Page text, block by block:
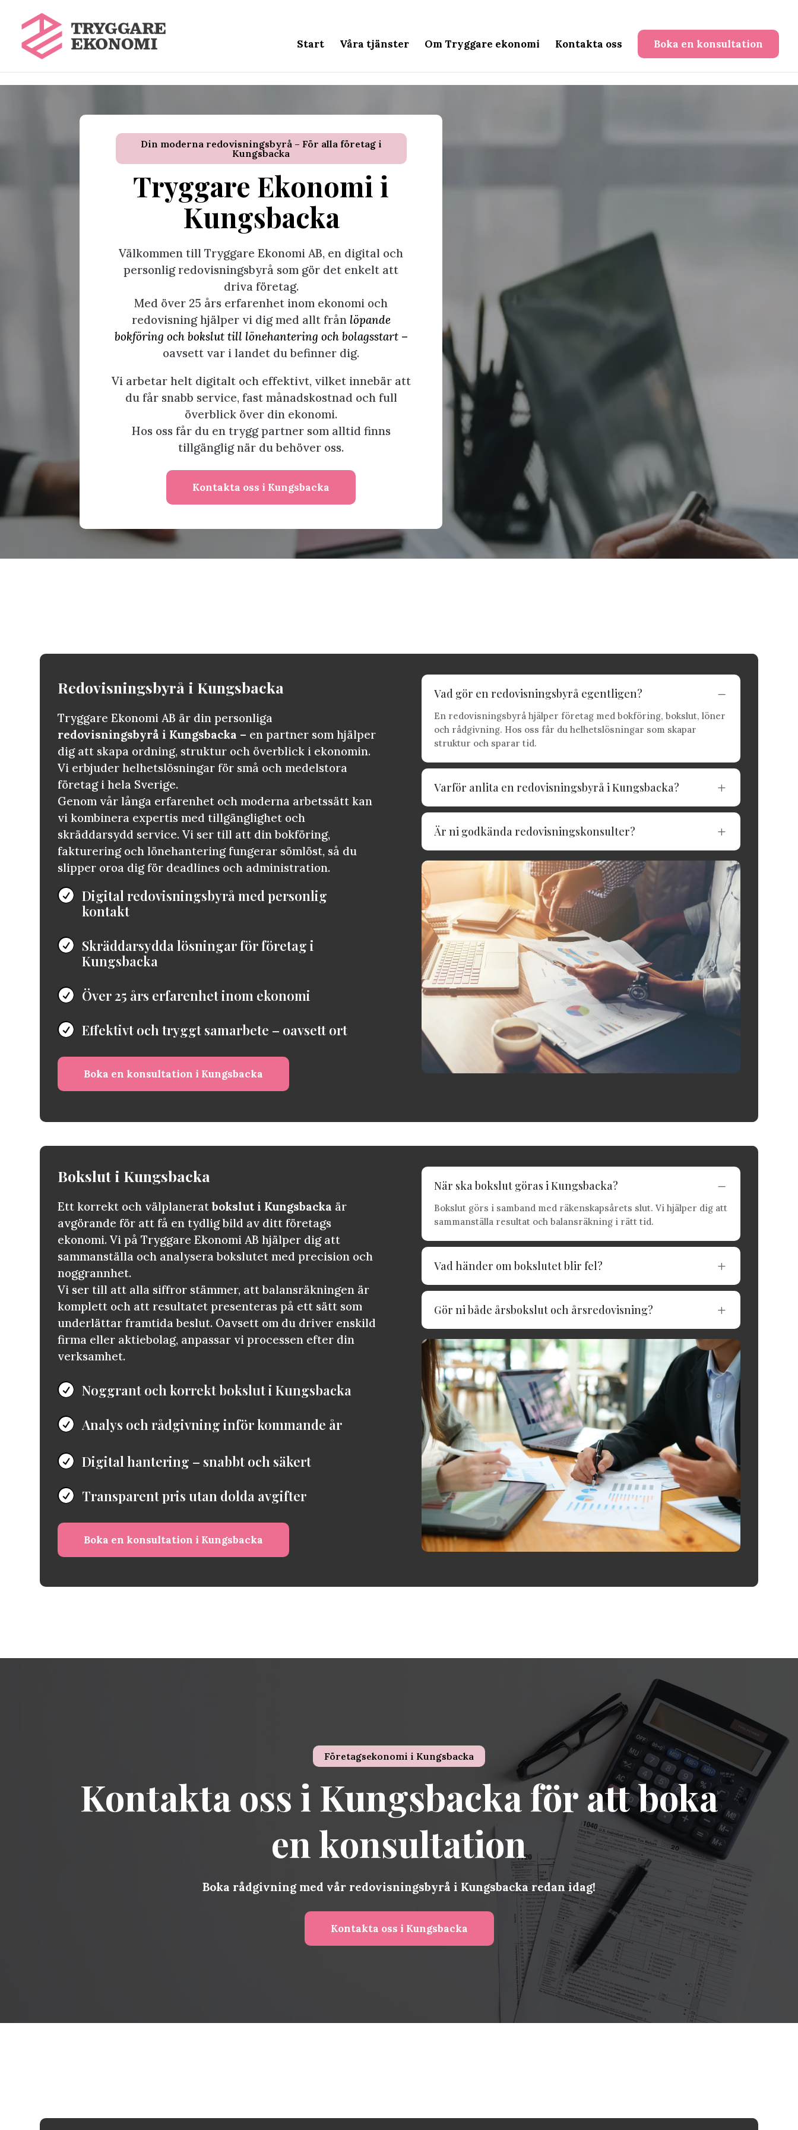
Start Våra tjänster Om Tryggare ekonomi Kontakta oss Boka en konsultation
Din moderna redovisningsbyrå – För alla företag i
Kungsbacka
Tryggare Ekonomi i
Kungsbacka
Välkommen till Tryggare Ekonomi AB, en digital och
personlig redovisningsbyrå som gör det enkelt att
driva företag.
Med över 25 års erfarenhet inom ekonomi och
redovisning hjälper vi dig med allt från löpande
bokföring och bokslut till lönehantering och bolagsstart–
oavsett var i landet du befinner dig.
Vi arbetar helt digitalt och effektivt, vilket innebär att
du får snabb service, fast månadskostnad och full
överblick över din ekonomi.
Hos oss får du en trygg partner som alltid finns
tillgänglig när du behöver oss.
Kontakta oss i Kungsbacka
Redovisningsbyrå i Kungsbacka
Tryggare Ekonomi AB är din personliga
redovisningsbyrå i Kungsbacka – en partner som hjälper
dig att skapa ordning, struktur och överblick i ekonomin.
Vi erbjuder helhetslösningar för små och medelstora
företag i hela Sverige.
Genom vår långa erfarenhet och moderna arbetssätt kan
vi kombinera expertis med tillgänglighet och
skräddarsydd service. Vi ser till att din bokföring,
fakturering och lönehantering fungerar sömlöst, så du
slipper oroa dig för deadlines och administration.
 Digital redovisningsbyrå med personlig
kontakt
 Skräddarsydda lösningar för företag i
Kungsbacka
 Över 25 års erfarenhet inom ekonomi
 Effektivt och tryggt samarbete – oavsett ort
Boka en konsultation i Kungsbacka
Vad gör en redovisningsbyrå egentligen? K
En redovisningsbyrå hjälper företag med bokföring, bokslut, löner
och rådgivning. Hos oss får du helhetslösningar som skapar
struktur och sparar tid.
Varför anlita en redovisningsbyrå i Kungsbacka? L
Är ni godkända redovisningskonsulter? L
Bokslut i Kungsbacka
Ett korrekt och välplaneratbokslut i Kungsbacka är
avgörande för att få en tydlig bild av ditt företags
ekonomi. Vi på Tryggare Ekonomi AB hjälper dig att
sammanställa och analysera bokslutet med precision och
noggrannhet.
Vi ser till att alla siffror stämmer, att balansräkningen är
komplett och att resultatet presenteras på ett sätt som
underlättar framtida beslut. Oavsett om du driver enskild
firma eller aktiebolag, anpassar vi processen efter din
verksamhet.
 Noggrant och korrekt bokslut i Kungsbacka
 Analys och rådgivning inför kommande år
 Digital hantering – snabbt och säkert
 Transparent pris utan dolda avgifter
Boka en konsultation i Kungsbacka
När ska bokslut göras i Kungsbacka? K
Bokslut görs i samband med räkenskapsårets slut. Vi hjälper dig att
sammanställa resultat och balansräkning i rätt tid.
Vad händer om bokslutet blir fel? L
Gör ni både årsbokslut och årsredovisning? L
Företagsekonomi i Kungsbacka
Kontakta oss i Kungsbacka för att boka
en konsultation
Boka rådgivning med vår redovisningsbyrå i Kungsbacka redan idag!
Kontakta oss i Kungsbacka